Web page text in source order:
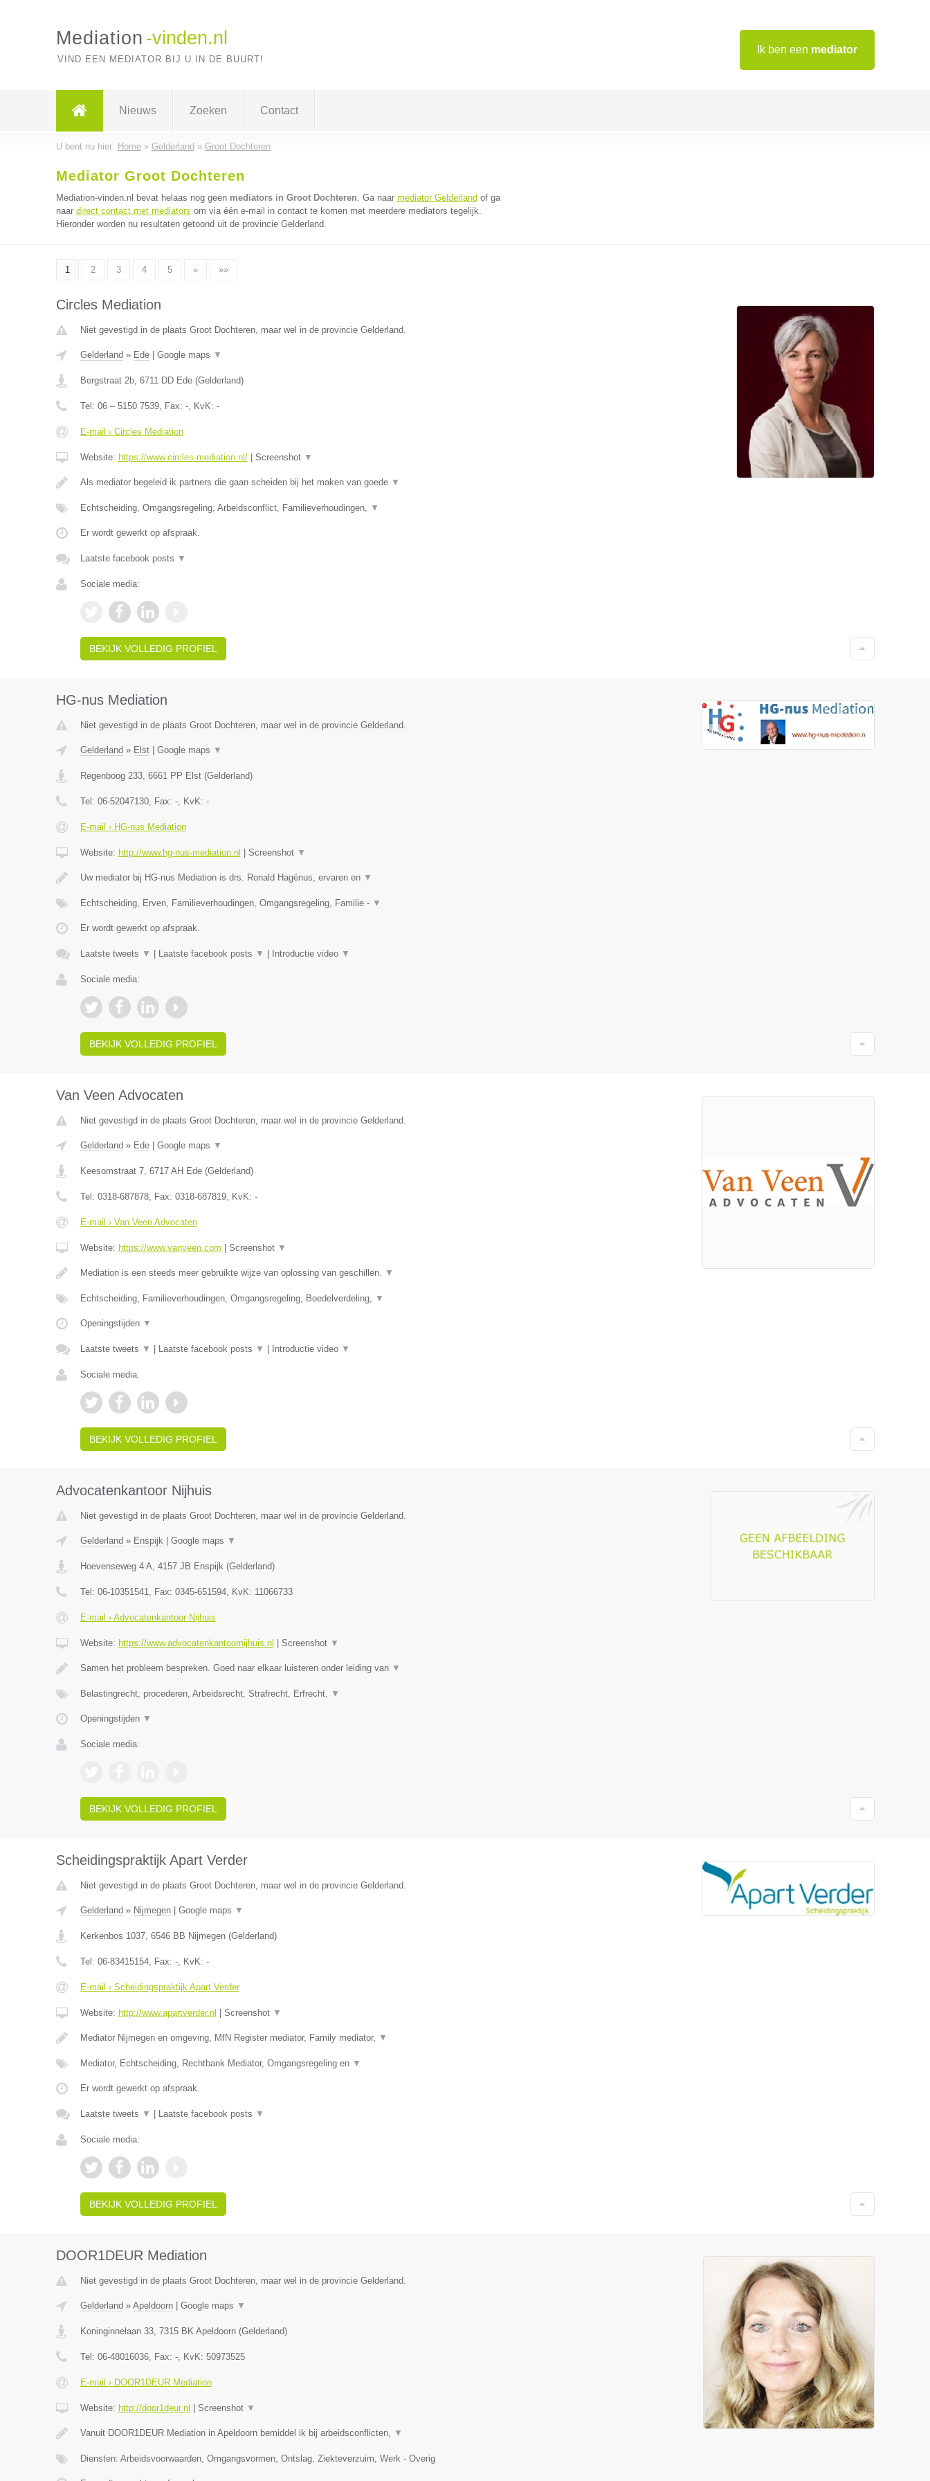
Ik ben een mediator
Mediation -vinden.nl
VIND EEN MEDIATOR BIJ U IN DE BUURT!
Nieuws Zoeken Contact
U bent nu hier: Home» Gelderland » Groot Dochteren
Mediator Groot Dochteren
Mediation-vinden.nl bevat helaas nog geen mediators in Groot Dochteren. Ga naar mediator Gelderland of ga
naar direct contact met mediators om via één e-mail in contact te komen met meerdere mediators tegelijk.
Hieronder worden nu resultaten getoond uit de provincie Gelderland.
1 2 3 4 5 » »»
Circles Mediation
Niet gevestigd in de plaats Groot Dochteren, maar wel in de provincie Gelderland.
Gelderland » Ede| Google maps ▼
Bergstraat 2b, 6711 DD Ede(Gelderland)
Tel: 06 – 5150 7539, Fax: -, KvK: -
E-mail › Circles Mediation
Website: https://www.circles-mediation.nl/| Screenshot ▼
Als mediator begeleid ik partners die gaan scheiden bij het maken van goede ▼
Echtscheiding, Omgangsregeling, Arbeidsconflict, Familieverhoudingen, ▼
Er wordt gewerkt op afspraak.
Laatste facebook posts ▼
Sociale media:
BEKIJK VOLLEDIG PROFIEL
HG-nus Mediation
Niet gevestigd in de plaats Groot Dochteren, maar wel in de provincie Gelderland.
Gelderland » Elst| Google maps ▼
Regenboog 233, 6661 PP Elst(Gelderland)
Tel: 06-52047130, Fax: -, KvK: -
E-mail › HG-nus Mediation
Website: http://www.hg-nus-mediation.nl Screenshot ▼
Uw mediator bij HG-nus Mediation is drs. Ronald Hagénus, ervaren en ▼
Echtscheiding, Erven, Familieverhoudingen, Omgangsregeling, Familie - ▼
Er wordt gewerkt op afspraak.
Laatste tweets ▼ Laatste facebook posts ▼ Introductie video ▼
Sociale media:
BEKIJK VOLLEDIG PROFIEL
Van Veen Advocaten
Niet gevestigd in de plaats Groot Dochteren, maar wel in de provincie Gelderland.
Gelderland » Ede| Google maps ▼
Keesomstraat 7, 6717 AH Ede(Gelderland)
Tel: 0318-687878, Fax: 0318-687819, KvK: -
E-mail › Van Veen Advocaten
Website: https://www.vanveen.com Screenshot ▼
Mediation is een steeds meer gebruikte wijze van oplossing van geschillen. ▼
Echtscheiding, Familieverhoudingen, Omgangsregeling, Boedelverdeling, ▼
Openingstijden ▼
Laatste tweets ▼ Laatste facebook posts ▼ Introductie video ▼
Sociale media:
BEKIJK VOLLEDIG PROFIEL
Advocatenkantoor Nijhuis
Niet gevestigd in de plaats Groot Dochteren, maar wel in de provincie Gelderland.
Gelderland » Enspijk| Google maps ▼
Hoevenseweg 4 A, 4157 JB Enspijk(Gelderland)
Tel: 06-10351541, Fax: 0345-651594, KvK: 11066733
E-mail › Advocatenkantoor Nijhuis
Website: https://www.advocatenkantoornijhuis.nl Screenshot ▼
Samen het probleem bespreken. Goed naar elkaar luisteren onder leiding van ▼
Belastingrecht, procederen, Arbeidsrecht, Strafrecht, Erfrecht, ▼
Openingstijden ▼
Sociale media:
BEKIJK VOLLEDIG PROFIEL
Scheidingspraktijk Apart Verder
Niet gevestigd in de plaats Groot Dochteren, maar wel in de provincie Gelderland.
Gelderland » Nijmegen| Google maps ▼
Kerkenbos 1037, 6546 BB Nijmegen(Gelderland)
Tel: 06-83415154, Fax: -, KvK: -
E-mail › Scheidingspraktijk Apart Verder
Website: http://www.apartverder.nl Screenshot ▼
Mediator Nijmegen en omgeving, MfN Register mediator, Family mediator, ▼
Mediator, Echtscheiding, Rechtbank Mediator, Omgangsregeling en ▼
Er wordt gewerkt op afspraak.
Laatste tweets ▼ Laatste facebook posts ▼
Sociale media:
BEKIJK VOLLEDIG PROFIEL
DOOR1DEUR Mediation
Niet gevestigd in de plaats Groot Dochteren, maar wel in de provincie Gelderland.
Gelderland » Apeldoorn| Google maps ▼
Koninginnelaan 33, 7315 BK Apeldoorn(Gelderland)
Tel: 06-48016036, Fax: -, KvK: 50973525
E-mail › DOOR1DEUR Mediation
Website: http://door1deur.nl Screenshot ▼
Vanuit DOOR1DEUR Mediation in Apeldoorn bemiddel ik bij arbeidsconflicten, ▼
Diensten: Arbeidsvoorwaarden, Omgangsvormen, Ontslag, Ziekteverzuim, Werk - Overig